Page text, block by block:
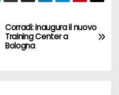
Corradi: inaugura il nuovo
Training Center a
Bologna